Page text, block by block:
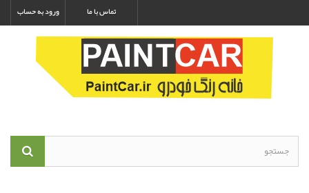
ورود به حساب تماس با ما